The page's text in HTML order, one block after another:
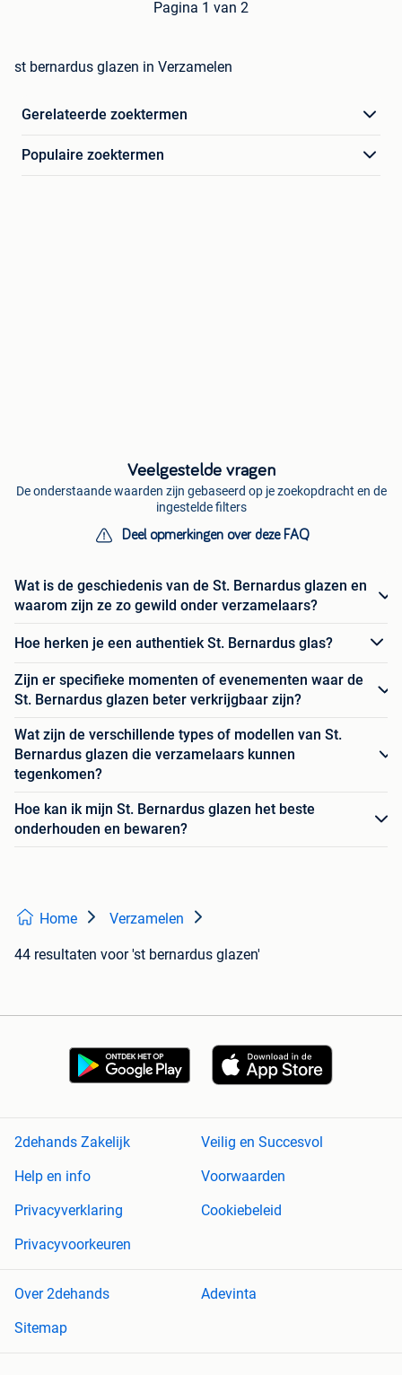
Pagina 1 van 2
st bernardus glazen in Verzamelen
Gerelateerde zoektermen
Populaire zoektermen
Veelgestelde vragen
De onderstaande waarden zijn gebaseerd op je zoekopdracht en de
ingestelde filters
Deel opmerkingen over deze FAQ
Wat is de geschiedenis van de St. Bernardus glazen en
waarom zijn ze zo gewild onder verzamelaars?
Hoe herken je een authentiek St. Bernardus glas?
Zijn er specifieke momenten of evenementen waar de
St. Bernardus glazen beter verkrijgbaar zijn?
Wat zijn de verschillende types of modellen van St.
Bernardus glazen die verzamelaars kunnen
tegenkomen?
Hoe kan ik mijn St. Bernardus glazen het beste
onderhouden en bewaren?
Home Verzamelen
44 resultaten voor 'st bernardus glazen'
2dehands Zakelijk
Veilig en Succesvol
Help en info
Voorwaarden
Privacyverklaring
Cookiebeleid
Privacyvoorkeuren
Over 2dehands
Adevinta
Sitemap